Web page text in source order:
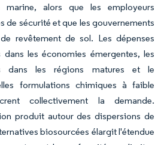
alors que les employeurs
de sécurité et que les gouvernements
revêtement de sol. Les dépenses
les économies émergentes, les
dans les régions matures et le
formulations chimiques à faible
collectivement la demande.
produit autour des dispersions de
biosourcées élargit l'étendue